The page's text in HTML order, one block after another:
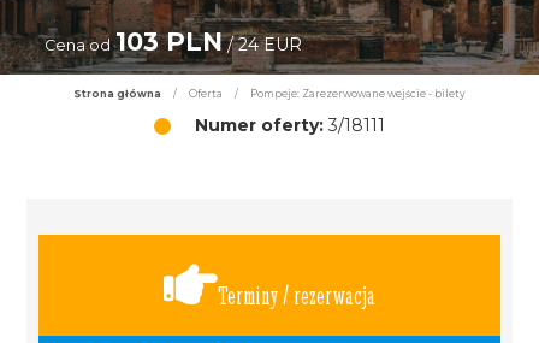
Cena od 103 PLN/ 24 EUR
Strona główna / Oferta / Pompeje: Zarezerwowane wejście - bilety
Numer oferty: 3/18111
Terminy / rezerwacja